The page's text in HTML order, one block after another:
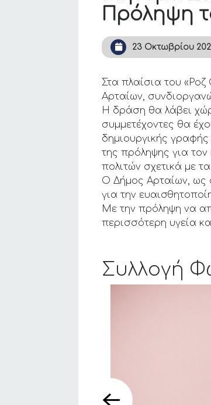
Πρόληψη
23 Οκτωβρίου
Στα πλαίσια του
Αρταίων,
Η δράση θα λάβει
συμμετέχοντες θα
δημιουργικής
της πρόληψης για
πολιτών σχετικά με
Ο Δήμος Αρταίων, ως
για την
Με την πρόληψη να
περισσότερη υγεία
Συλλογή